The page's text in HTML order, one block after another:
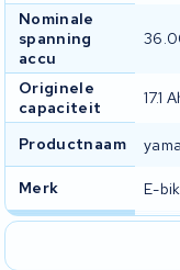
Nominale
spanning
accu
Originele
capaciteit
17.1
Productnaam
Merk E-